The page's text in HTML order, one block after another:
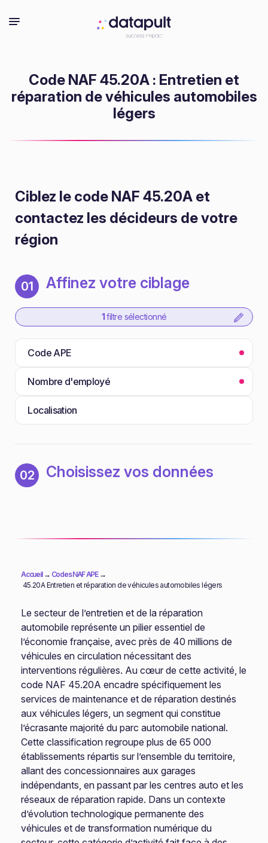
Code NAF 45.20A : Entretien et
réparation de véhicules automobiles
légers
Ciblez le code NAF 45.20A et
contactez les décideurs de votre
région
01 Affinez votre ciblage
1 filtre sélectionné
Code APE
Nombre d'employé
Localisation
02 Choisissez vos données
Accueil→ Codes NAF APE→
45.20A Entretien et réparation de véhicules automobiles légers
Le secteur de l’entretien et de la réparation
automobile représente un pilier essentiel de
l’économie française, avec près de 40 millions de
véhicules en circulation nécessitant des
interventions régulières. Au cœur de cette activité, le
code NAF 45.20A encadre spécifiquement les
services de maintenance et de réparation destinés
aux véhicules légers, un segment qui constitue
l’écrasante majorité du parc automobile national.
Cette classification regroupe plus de 65 000
établissements répartis sur l’ensemble du territoire,
allant des concessionnaires aux garages
indépendants, en passant par les centres auto et les
réseaux de réparation rapide. Dans un contexte
d’évolution technologique permanente des
véhicules et de transformation numérique du